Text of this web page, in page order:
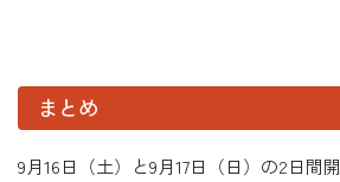
まとめ
9月16日（土）と9月17日（日）の2日間